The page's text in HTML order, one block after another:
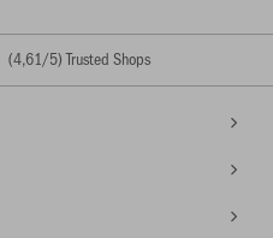
(4,61/5) Trusted Shops